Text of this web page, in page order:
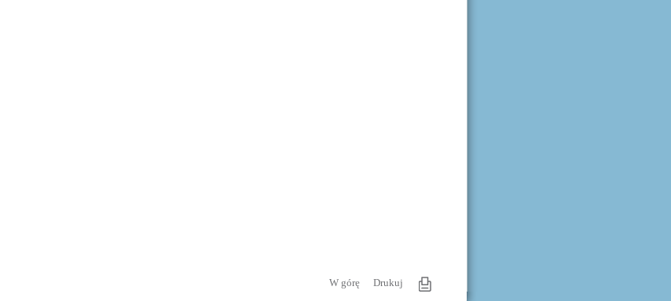
W górę Drukuj